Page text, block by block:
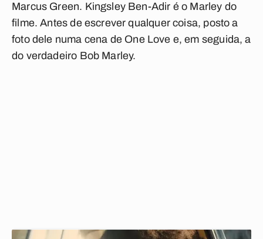
Marcus Green. Kingsley Ben-Adir é o Marley do
filme. Antes de escrever qualquer coisa, posto a
foto dele numa cena de One Love e, em seguida, a
do verdadeiro Bob Marley.